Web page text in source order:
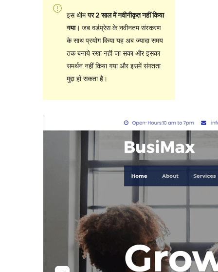
इस थीमपर 2 साल में नवीनीकृत नहीं किया
गया। जब वर्डप्रेस के नवीनतम संस्करण
के साथ प्रयोग किया यह अब ज्यादा समय
तक बनाये रखा नही जा सका और इसका
समर्थन नहीं किया गया और इसमें संगतता
मुद्दा हो सकता है।